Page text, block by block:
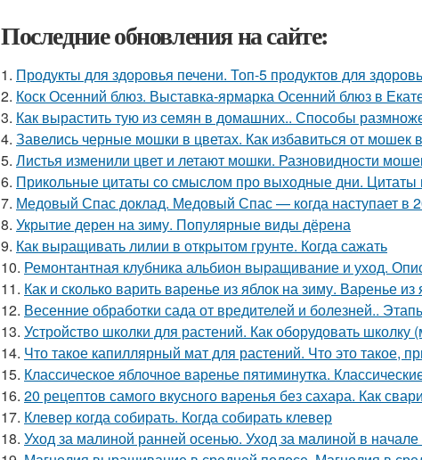
Последние обновления на сайте:
1. Продукты для здоровья печени. Топ-5 продуктов для
2. Коск Осенний блюз. Выставка-ярмарка Осенний блюз в
3. Как вырастить тую из семян в домашних.. Способы
4. Завелись черные мошки в цветах. Как избавиться от мошек
5. Листья изменили цвет и летают мошки. Разновидности
6. Прикольные цитаты со смыслом про выходные дни.
7. Медовый Спас доклад. Медовый Спас — когда наступает в
8. Укрытие дерен на зиму. Популярные виды дёрена
9. Как выращивать лилии в открытом грунте. Когда сажать
10. Ремонтантная клубника альбион выращивание и уход.
11. Как и сколько варить варенье из яблок на зиму. Варенье
12. Весенние обработки сада от вредителей и болезней..
13. Устройство школки для растений. Как оборудовать
14. Что такое капиллярный мат для растений. Что это такое,
15. Классическое яблочное варенье пятиминутка.
16. 20 рецептов самого вкусного варенья без сахара. Как
17. Клевер когда собирать. Когда собирать клевер
18. Уход за малиной ранней осенью. Уход за малиной в начале